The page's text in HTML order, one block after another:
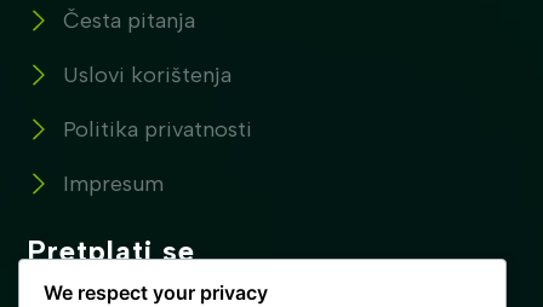
Česta pitanja
Uslovi korištenja
Politika privatnosti
Impresum
Pretplati se
Pretplatite se na naše novosti !
We respect your privacy